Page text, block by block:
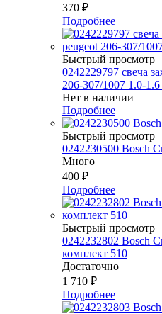
370 ₽
Подробнее
Быстрый просмотр
0242229797 свеча
206-307/1007 1.0-
Нет в наличии
Подробнее
Быстрый просмотр
0242230500 Bosch
Много
400 ₽
Подробнее
Быстрый просмотр
0242232802 Bosch
комплект 510
Достаточно
1 710 ₽
Подробнее